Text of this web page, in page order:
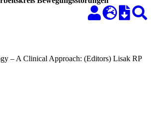
– A Clinical Approach: (Editors) Lisak RP